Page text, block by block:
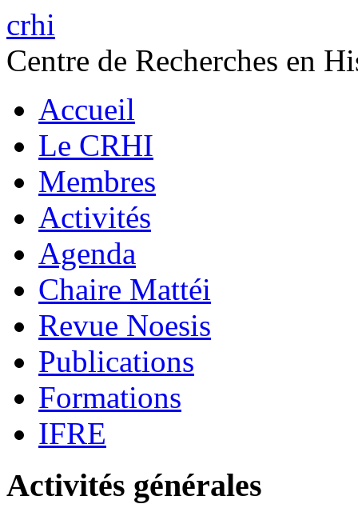
crhi
Centre de Recherches en
Accueil
Le CRHI
Membres
Activités
Agenda
Chaire Mattéi
Revue Noesis
Publications
Formations
IFRE
Activités générales